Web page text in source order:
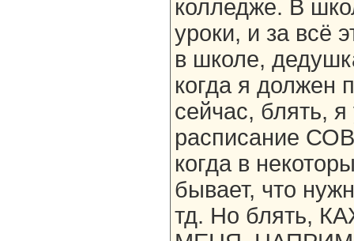
колледже. В
уроки, и за всё
в школе,
когда я должен
сейчас, блять,
расписание
когда в
бывает, что
тд. Но блять,